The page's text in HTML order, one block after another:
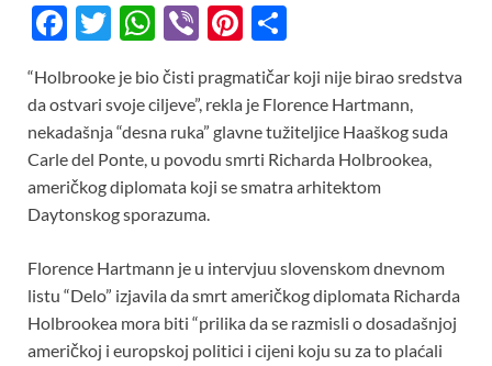
F
e
b
o
o
k
T
itt
er
W
h
at
s
A
p
p
Vi
er
Pi
nt
er
es
t
ar
e
“Holbrooke je bio čisti pragmatičar koji nije birao sredstva
da ostvari svoje ciljeve”, rekla je Florence Hartmann,
nekadašnja “desna ruka” glavne tužiteljice Haaškog suda
Carle del Ponte, u povodu smrti Richarda Holbrookea,
američkog diplomata koji se smatra arhitektom
Daytonskog sporazuma.
Florence Hartmann je u intervjuu slovenskom dnevnom
listu “Delo” izjavila da smrt američkog diplomata Richarda
Holbrookea mora biti “prilika da se razmisli o dosadašnjoj
američkoj i europskoj politici i cijeni koju su za to plaćali